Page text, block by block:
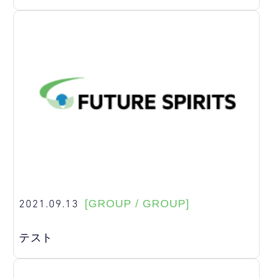
2021.09.13 [GROUP / GROUP]
テスト